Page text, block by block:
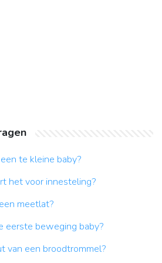
te kleine baby?
het voor innesteling?
meetlat?
eerste beweging baby?
van een broodtrommel?